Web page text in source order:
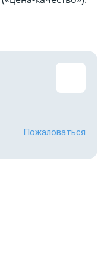
Пожаловаться